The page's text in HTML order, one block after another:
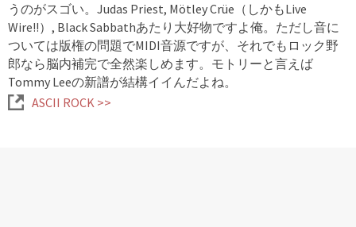
うのがスゴい。Judas Priest, Mötley Crüe（しかもLive
Wire!!）, Black Sabbathあたり大好物ですよ俺。ただし音に
ついては版権の問題でMIDI音源ですが、それでもロック野
郎なら脳内補完で全然楽しめます。モトリーと言えば
Tommy Leeの新譜が結構イイんだよね。
ASCII ROCK >>